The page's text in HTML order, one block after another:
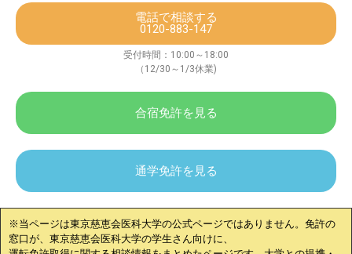
電話で相談する
0120-883-147
受付時間：10:00～18:00
（12/30～1/3休業)
合宿免許を見る
通学免許を見る
※当ページは東京慈恵会医科大学の公式ページではありません。免許の
窓口が、 東京慈恵会医科大学の学生さん向けに、